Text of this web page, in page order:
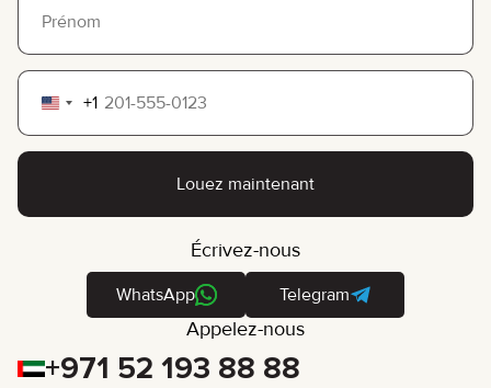
United
States
+1
Louez maintenant
Écrivez-nous
WhatsApp Telegram
Appelez-nous
+971 52 193 88 88